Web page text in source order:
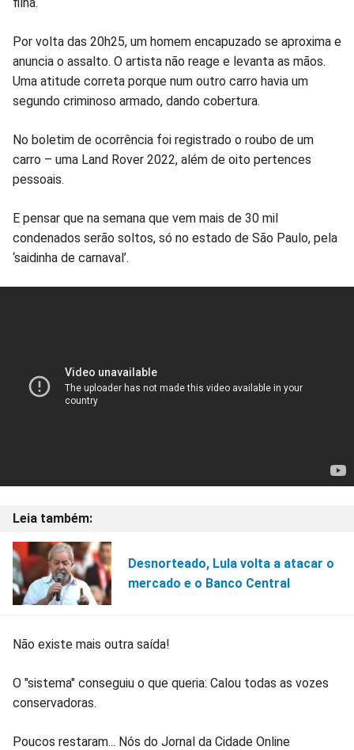
Por volta das 20h25, um homem encapuzado se aproxima e
anuncia o assalto. O artista não reage e levanta as mãos.
Uma atitude correta porque num outro carro havia um
segundo criminoso armado, dando cobertura.
No boletim de ocorrência foi registrado o roubo de um
carro – uma Land Rover 2022, além de oito pertences
pessoais.
E pensar que na semana que vem mais de 30 mil
condenados serão soltos, só no estado de São Paulo, pela
‘saidinha de carnaval’.
Desnorteado, Lula volta a atacar o
mercado e o Banco Central
Não existe mais outra saída!
O "sistema" conseguiu o que queria: Calou todas as vozes
conservadoras.
Poucos restaram... Nós do Jornal da Cidade Online